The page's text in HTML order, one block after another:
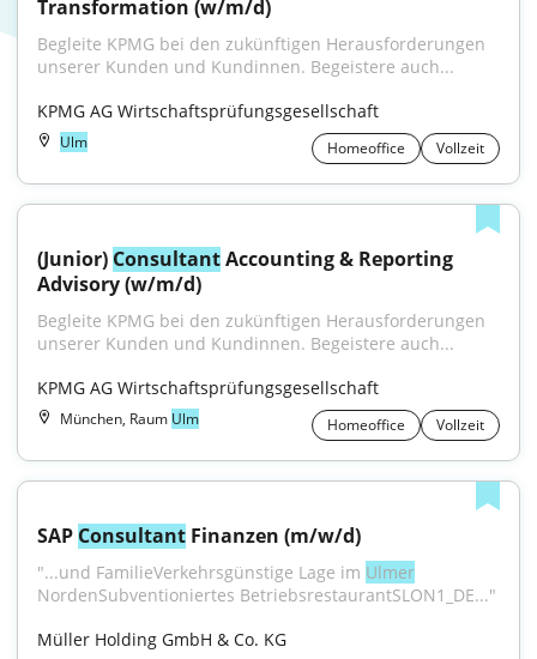
Transformation (w/m/d)
Begleite KPMG bei den zukünftigen Herausforderungen
unserer Kunden und Kundinnen. Begeistere auch...
KPMG AG Wirtschaftsprüfungsgesellschaft
Ulm Homeoffice Vollzeit
(Junior) Consultant Accounting & Reporting
Advisory (w/m/d)
Begleite KPMG bei den zukünftigen Herausforderungen
unserer Kunden und Kundinnen. Begeistere auch...
KPMG AG Wirtschaftsprüfungsgesellschaft
München, Raum Ulm Homeoffice Vollzeit
SAP Consultant Finanzen (m/w/d)
"...und FamilieVerkehrsgünstige Lage im Ulmer
NordenSubventioniertes BetriebsrestaurantSLON1_DE..."
Müller Holding GmbH & Co. KG